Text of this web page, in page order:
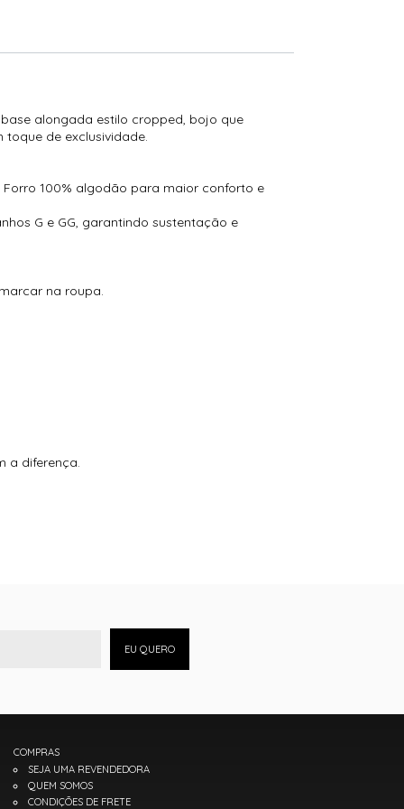
alongada estilo cropped, bojo que
de exclusividade.
100% algodão para maior conforto e
G e GG, garantindo sustentação e
na roupa.
a diferença.
EU QUERO
COMPRAS
SEJA UMA REVENDEDORA
QUEM SOMOS
CONDIÇÕES DE FRETE